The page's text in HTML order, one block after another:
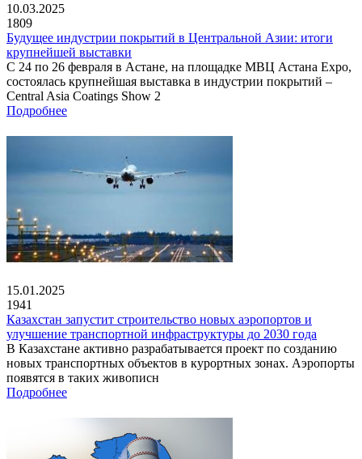
10.03.2025
1809
Будущее индустрии покрытий в Центральной Азии: итоги
крупнейшей выставки
С 24 по 26 февраля в Астане, на площадке МВЦ Астана Expo,
состоялась крупнейшая выставка в индустрии покрытий –
Central Asia Coatings Show 2
Подробнее
15.01.2025
1941
Казахстан запустит строительство новых аэропортов и
улучшение транспортной инфраструктуры до 2030 года
В Казахстане активно разрабатывается проект по созданию
новых транспортных объектов в курортных зонах. Аэропорты
появятся в таких живописн
Подробнее